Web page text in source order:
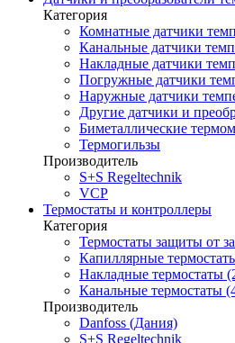
Категория
Комнатные датчики
Канальные датчики
Накладные датчики
Погружные датчики
Наружные датчики
Другие датчики и
Биметаллические
Термогильзы
Производитель
S+S Regeltechnik
VCP
Термостаты и контроллеры
Категория
Термостаты защиты от
Капиллярные
Накладные термостаты
Канальные термостаты
Производитель
Danfoss (Дания)
S+S Regeltechnik